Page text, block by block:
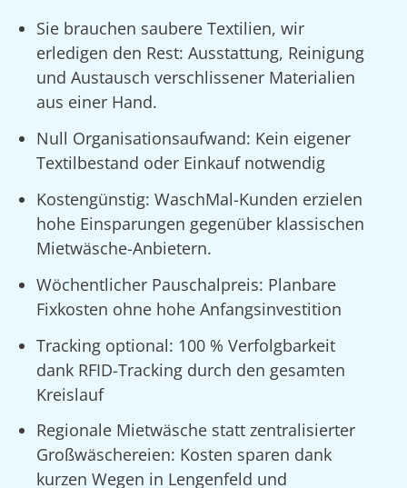
Sie brauchen saubere Textilien, wir
erledigen den Rest: Ausstattung, Reinigung
und Austausch verschlissener Materialien
aus einer Hand.
Null Organisationsaufwand: Kein eigener
Textilbestand oder Einkauf notwendig
Kostengünstig: WaschMal-Kunden erzielen
hohe Einsparungen gegenüber klassischen
Mietwäsche-Anbietern.
Wöchentlicher Pauschalpreis: Planbare
Fixkosten ohne hohe Anfangsinvestition
Tracking optional: 100 % Verfolgbarkeit
dank RFID-Tracking durch den gesamten
Kreislauf
Regionale Mietwäsche statt zentralisierter
Großwäschereien: Kosten sparen dank
kurzen Wegen in Lengenfeld und